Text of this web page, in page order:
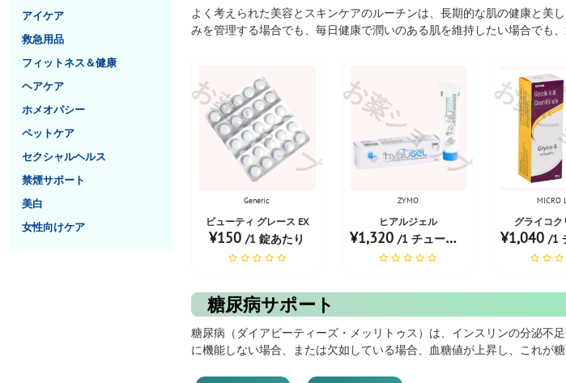
アイケア
救急用品
フィットネス＆健康
ヘアケア
ホメオパシー
ペットケア
セクシャルヘルス
禁煙サポート
美白
女性向けケア
よく考えられた美容とスキンケアのルーチンは、長期的な肌の健康と美
みを管理する場合でも、毎日健康で潤いのある肌を維持したい場合でも
お薬ショップ
Generic
ビューティ グレース EX
¥150/1 錠あたり
お薬ショップ
ZYMO
ヒアルジェル
¥1,320 /1 チューブあたり
お薬
MICRO
グライコク
¥1,040/1 チ
糖尿病サポート
糖尿病（ダイアビーティーズ・メッリトゥス）は、インスリンの分泌不
に機能しない場合、または欠如している場合、血糖値が上昇し、これが